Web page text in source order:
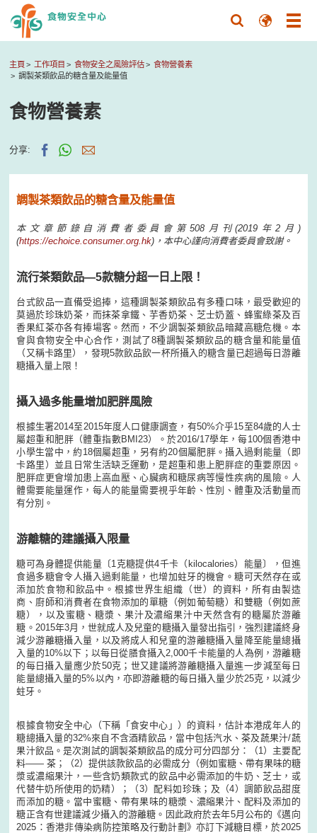
主頁 工作項目 食物安全之風險評估
食物營養素
調製茶類飲品的糖含量及能量值
食物營養素
分享:
調製茶類飲品的糖含量及能量值
本文章節錄自消費者委員會第508月刊(2019年2月)
(https://echoice.consumer.org.hk)，本中心謹向消費者委員會致謝。
流行茶類飲品—5款糖分超一日上限！
台式飲品一直備受追捧，這種調製茶類飲品有多種口味，最受歡迎的
莫過於珍珠奶茶，而抹茶拿鐵、芋香奶茶、芝士奶蓋、蜂蜜綠茶及百
香果紅茶亦各有捧場客。然而，不少調製茶類飲品暗藏高糖危機。本
會與食物安全中心合作，測試了8種調製茶類飲品的糖含量和能量值
（又稱卡路里），發現5款飲品飲一杯所攝入的糖含量已超過每日游離
糖攝入量上限！
攝入過多能量增加肥胖風險
根據生署2014至2015年度人口健康調查，有50%介乎15至84歲的人士
屬超重和肥胖（體重指數BMI23）。於2016/17學年，每100個香港中
小學生當中，約18個屬超重，另有約20個屬肥胖。攝入過剩能量（即
卡路里）並且日常生活缺乏運動，是超重和患上肥胖症的重要原因。
肥胖症更會增加患上高血壓、心臟病和糖尿病等慢性疾病的風險。人
體需要能量運作，每人的能量需要視乎年齡、性別、體重及活動量而
有分別。
游離糖的建議攝入限量
糖可為身體提供能量〔1克糖提供4千卡（kilocalories）能量〕，但進
食過多糖會令人攝入過剩能量，也增加蛀牙的機會。糖可天然存在或
添加於食物和飲品中。根據世界生組織（世）的資料，所有由製造
商、廚師和消費者在食物添加的單糖（例如葡萄糖）和雙糖（例如蔗
糖），以及蜜糖、糖漿、果汁及濃縮果汁中天然含有的糖屬於游離
糖。2015年3月，世就成人及兒童的糖攝入量發出指引，強烈建議終身
減少游離糖攝入量，以及將成人和兒童的游離糖攝入量降至能量總攝
入量的10%以下；以每日從膳食攝入2,000千卡能量的人為例，游離糖
的每日攝入量應少於50克；世又建議將游離糖攝入量進一步減至每日
能量總攝入量的5%以內，亦即游離糖的每日攝入量少於25克，以減少
蛀牙。
根據食物安全中心（下稱「食安中心」）的資料，估計本港成年人的
糖總攝入量的32%來自不含酒精飲品，當中包括汽水、茶及蔬果汁/蔬
果汁飲品。是次測試的調製茶類飲品的成分可分四部分：（1）主要配
料—— 茶；（2）提供該款飲品的必需成分（例如蜜糖、帶有果味的糖
漿或濃縮果汁，一些含奶類款式的飲品中必需添加的牛奶、芝士，或
代替牛奶所使用的奶精）；（3）配料如珍珠；及（4）調節飲品甜度
而添加的糖。當中蜜糖、帶有果味的糖漿、濃縮果汁、配料及添加的
糖正含有世建議減少攝入的游離糖。因此政府於去年5月公布的《邁向
2025：香港非傳染病防控策略及行動計劃》亦訂下減糖目標，於2025